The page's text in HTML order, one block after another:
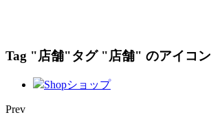
Tag "店舗"タグ "店舗" のアイコン
Shopショップ
Prev